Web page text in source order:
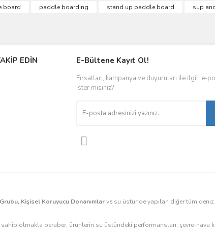
board paddle boarding stand up paddle board
sup
EDİN E-Bültene Kayıt Ol!
Fırsatları, kampanya ve duyuruları ile ilgili e-
ister misiniz?
Kişisel Koruyucu Donanımlarve su üstünde yapılan diğer tüm
olmakla beraber, ürünlerin su üstündeki performansları, çevre-hava